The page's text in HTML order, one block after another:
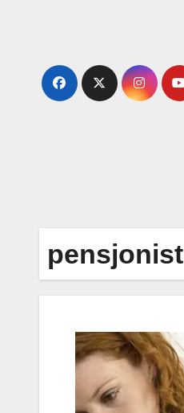
pensjonist